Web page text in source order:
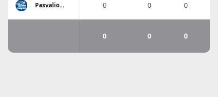
Pasvalio
žvaigždės
0 0 0
0 0 0